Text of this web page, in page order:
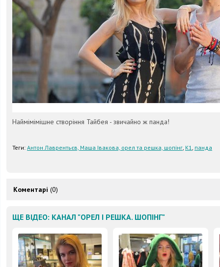
Наймімімішне створіння Тайбея - звичайно ж панда!
Теги: Антон Лаврентьєв, Маша Івакова, орел та решка, шопінг, К1, панда
Коментарі (0)
ЩЕ ВІДЕО: КАНАЛ "ОРЕЛ І РЕШКА. ШОПІНГ"